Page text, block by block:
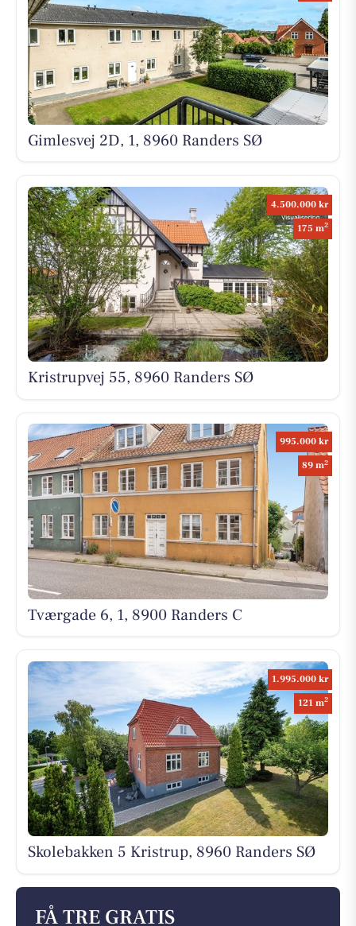
Gimlesvej 2D, 1, 8960 Randers SØ
4.500.000 kr
175 m2
Kristrupvej 55, 8960 Randers SØ
995.000 kr
89 m2
Tværgade 6, 1, 8900 Randers C
1.995.000 kr
121 m2
Skolebakken 5 Kristrup, 8960 Randers SØ
FÅ TRE GRATIS